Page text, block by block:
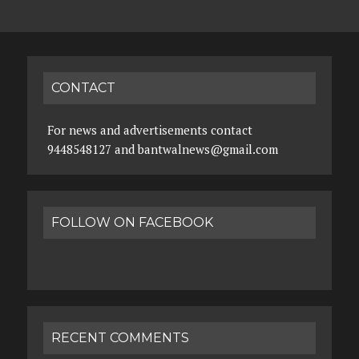
CONTACT
For news and advertisements contact
9448548127 and bantwalnews@gmail.com
FOLLOW ON FACEBOOK
RECENT COMMENTS